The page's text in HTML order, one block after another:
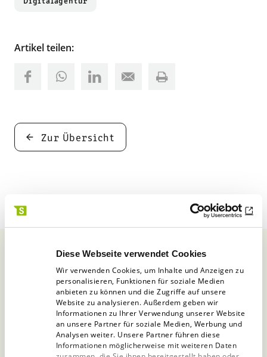
Diese Webseite verwendet Cookies
Wir verwenden Cookies, um Inhalte und Anzeigen zu
personalisieren, Funktionen für soziale Medien
anbieten zu können und die Zugriffe auf unsere
Website zu analysieren. Außerdem geben wir
Informationen zu Ihrer Verwendung unserer Website
an unsere Partner für soziale Medien, Werbung und
Analysen weiter. Unsere Partner führen diese
Informationen möglicherweise mit weiteren Daten
Artikel teilen:
Zur Übersicht
Anmeldung zum unserem
Newsletter
Genau die Infos, die Sie interessieren